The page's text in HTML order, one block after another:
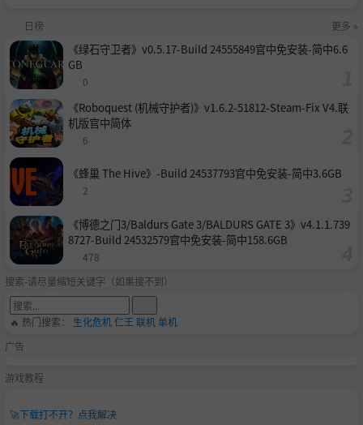
日榜 更多 »
《绿石守卫者》v0.5.17-Build 24555849官中免安装-简中6.6
GB
0
《Roboquest (机械守护者)》v1.6.2-51812-Steam-Fix V4.联
机版官中简体
6
《蜂巢 The Hive》-Build 24537793官中免安装-简中3.6GB
2
《博德之门3/Baldurs Gate 3/BALDURS GATE 3》v4.1.1.739
8727-Build 24532579官中免安装-简中158.6GB
478
搜索-请尽量缩短关键字（如果搜不到）
🔥 热门搜索： 生化危机仁王联机单机
广告
游戏教程
🚀下载打不开？点我解决